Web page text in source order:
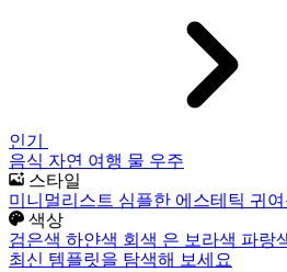
인기
음식 자연 여행 물 우주
스타일
미니멀리스트 심플한 에스테틱 귀
색상
검은색 하얀색 회색 은 보라색 파랑
최신 템플릿을 탐색해 보세요